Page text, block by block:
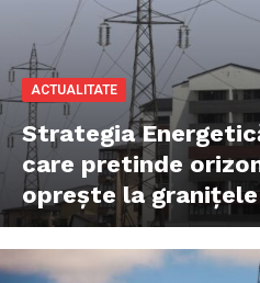
ACTUALITATE
Strategia
care pretinde
oprește la granițele